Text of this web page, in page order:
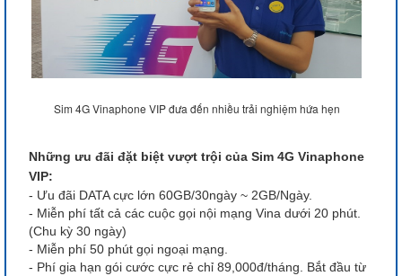
Sim 4G Vinaphone VIP đưa đến nhiều trải nghiệm hứa hẹn
Những ưu đãi đặt biệt vượt trội của Sim 4G Vinaphone
VIP:
- Ưu đãi DATA cực lớn 60GB/30ngày ~ 2GB/Ngày.
- Miễn phí tất cả các cuộc gọi nội mạng Vina dưới 20 phút.
(Chu kỳ 30 ngày)
- Miễn phí 50 phút gọi ngoại mạng.
- Phí gia hạn gói cước cực rẻ chỉ 89,000đ/tháng. Bắt đầu từ